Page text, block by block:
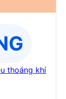
thoáng khí